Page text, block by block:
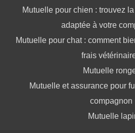
Mutuelle pour chien : trouvez
adaptée à votre
Mutuelle pour chat : comment
frais
Mutuelle
Mutuelle et assurance pour
compagnon
Mutuelle